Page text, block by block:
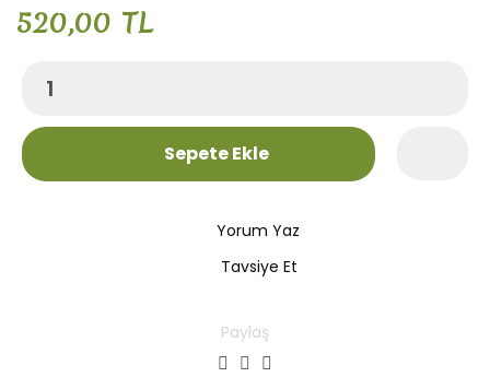
520,00 TL
Sepete Ekle
Yorum Yaz
Tavsiye Et
Paylaş